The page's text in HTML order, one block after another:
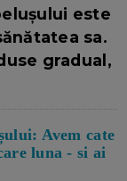
este
sa.
gradual,
Avem cate
luna - si ai